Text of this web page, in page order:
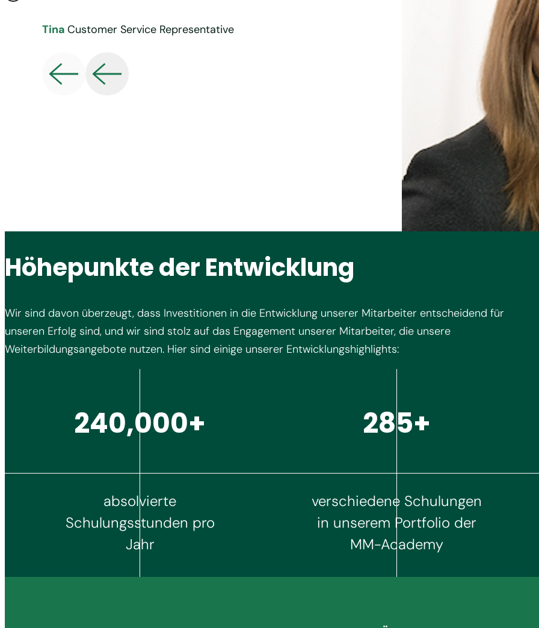
Tina Customer Service Representative
Head of Quality and
Höhepunkte der Entwicklung
Wir sind davon überzeugt, dass Investitionen in die Entwicklung unserer Mitarbeiter entscheidend für
unseren Erfolg sind, und wir sind stolz auf das Engagement unserer Mitarbeiter, die unsere
Weiterbildungsangebote nutzen. Hier sind einige unserer Entwicklungshighlights:
250,000+
absolvierte
Schulungsstunden pro
Jahr
300+
verschiedene Schulungen
in unserem Portfolio der
MM-Academy